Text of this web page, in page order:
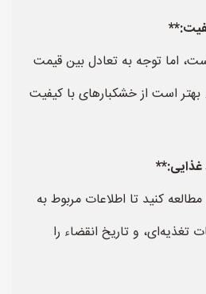
اما توجه به تعادل بین قیمت
است از خشکبارهای با کیفیت
کنید تا اطلاعات مربوط به
تغذیه‌ای، و تاریخ انقضاء را